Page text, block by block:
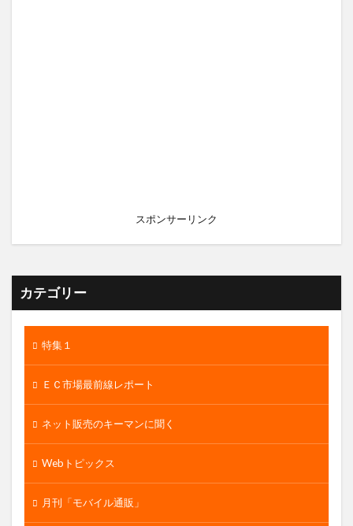
スポンサーリンク
カテゴリー
特集１
ＥＣ市場最前線レポート
ネット販売のキーマンに聞く
Webトピックス
月刊「モバイル通販」